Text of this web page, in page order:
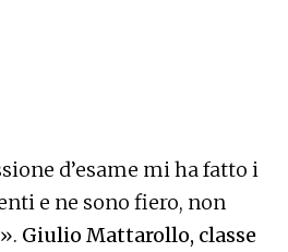
d’esame mi ha fatto i
e ne sono fiero, non
Giulio Mattarollo, classe